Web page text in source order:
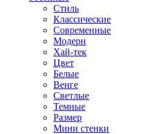
Стиль
Классические
Современные
Модерн
Хай-тек
Цвет
Белые
Венге
Светлые
Темные
Размер
Мини стенки